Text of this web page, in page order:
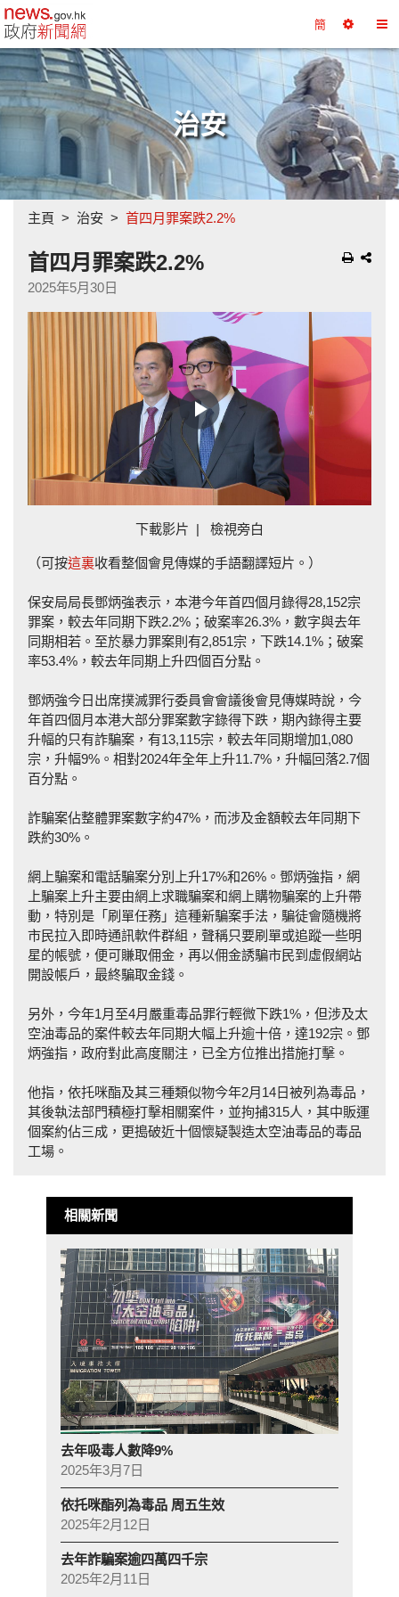
政府新聞網主頁 簡
擇
換
目
錄
治安
主頁 治安 首四月罪案跌2.2%
首四月罪案跌2.2%
2025年5月30日
Play
Video
下載影片 | 檢視旁白
（可按這裏收看整個會見傳媒的手語翻譯短片。）
保安局局長鄧炳強表示，本港今年首四個月錄得28,152宗
罪案，較去年同期下跌2.2%；破案率26.3%，數字與去年
同期相若。至於暴力罪案則有2,851宗，下跌14.1%；破案
率53.4%，較去年同期上升四個百分點。
鄧炳強今日出席撲滅罪行委員會會議後會見傳媒時說，今
年首四個月本港大部分罪案數字錄得下跌，期內錄得主要
升幅的只有詐騙案，有13,115宗，較去年同期增加1,080
宗，升幅9%。相對2024年全年上升11.7%，升幅回落2.7個
百分點。
詐騙案佔整體罪案數字約47%，而涉及金額較去年同期下
跌約30%。
網上騙案和電話騙案分別上升17%和26%。鄧炳強指，網
上騙案上升主要由網上求職騙案和網上購物騙案的上升帶
動，特別是「刷單任務」這種新騙案手法，騙徒會隨機將
市民拉入即時通訊軟件群組，聲稱只要刷單或追蹤一些明
星的帳號，便可賺取佣金，再以佣金誘騙市民到虛假網站
開設帳戶，最終騙取金錢。
另外，今年1月至4月嚴重毒品罪行輕微下跌1%，但涉及太
空油毒品的案件較去年同期大幅上升逾十倍，達192宗。鄧
炳強指，政府對此高度關注，已全方位推出措施打擊。
他指，依托咪酯及其三種類似物今年2月14日被列為毒品，
其後執法部門積極打擊相關案件，並拘捕315人，其中販運
個案約佔三成，更搗破近十個懷疑製造太空油毒品的毒品
工場。
相關新聞
去年吸毒人數降9%
2025年3月7日
依托咪酯列為毒品 周五生效
2025年2月12日
去年詐騙案逾四萬四千宗
2025年2月11日